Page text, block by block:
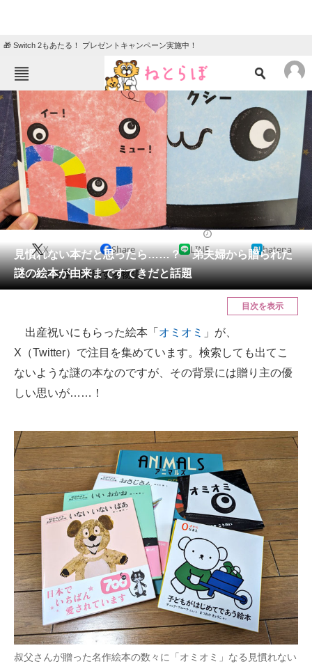
🎁 Switch 2もあたる！ プレゼントキャンペーン実施中！
ねとらぼメニュー
TOP ニュース
エンタメ クイズ
グルメ 地域
住まい 教育・育児
動物 リサーチ
会員記事
メディア
ITの今と未来を見通す
スマホと通信の最新トレンド
進化するPCとデバイスの未来
好きが集まる 比べて選べる
ビジネスと働き方のヒント
AI活用のいまが分かる
企業ITのトレンドを詳説
経営リーダーのコミュニティ
マーケ×ITの今がよく分かる
ITエンジニア向け専門サイト
企業向けIT製品の総合サイト
見慣れない本だと思ったら……？ 弟夫婦から贈られた
謎の絵本が由来まですてきだと話題
X Share LINE hatena
ギリシア文字が冒険する物語。
目次を表示
出産祝いにもらった絵本「 オミオミ
」が、
X（Twitter）で注目を集めています。検索しても出てこ
ないような謎の本なのですが、その背景には贈り主の優
しい思いが……！
叔父さんが贈った名作絵本の数々に「オミオミ」なる見慣れない